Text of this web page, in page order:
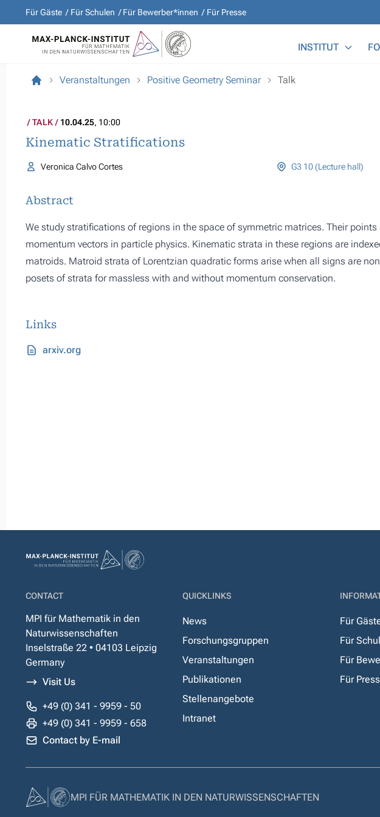
Für Gäste Für Schulen Für Bewerber*innen Für Presse
INSTITUT
Veranstaltungen Positive Geometry Seminar Talk
TALK 10.04.25, 10:00
Kinematic Stratifications
Veronica Calvo Cortes G3 10 (Lecture hall)
Abstract
We study stratifications of regions in the space of symmetric matrices. Their
momentum vectors in particle physics. Kinematic strata in these regions are
matroids. Matroid strata of Lorentzian quadratic forms arise when all signs are
posets of strata for massless with and without momentum conservation.
Links
arxiv.org
CONTACT
MPI für Mathematik in den
Naturwissenschaften
Inselstraße 22 • 04103 Leipzig
Germany
Visit Us
+49 (0) 341 - 9959 - 50
+49 (0) 341 - 9959 - 658
Contact by E-mail
QUICKLINKS
News
Forschungsgruppen
Veranstaltungen
Publikationen
Stellenangebote
Intranet
Für
Für
Für
Für
MPI FÜR MATHEMATIK IN DEN NATURWISSENSCHAFTEN